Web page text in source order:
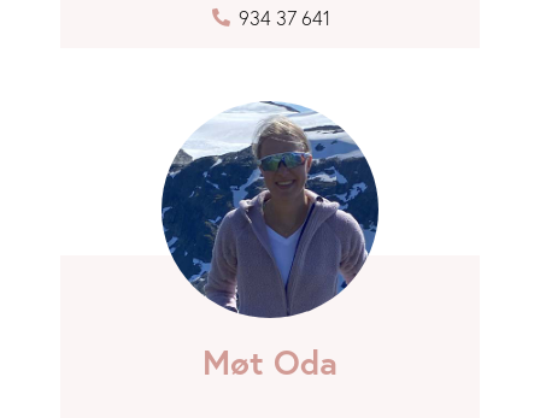
934 37 641
Møt Oda